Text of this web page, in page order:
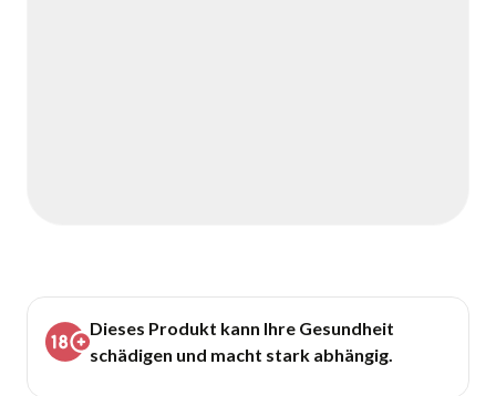
Dieses Produkt kann Ihre Gesundheit
schädigen und macht stark abhängig.